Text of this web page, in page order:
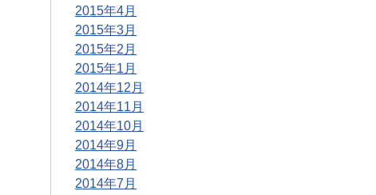
2015年4月
2015年3月
2015年2月
2015年1月
2014年12月
2014年11月
2014年10月
2014年9月
2014年8月
2014年7月